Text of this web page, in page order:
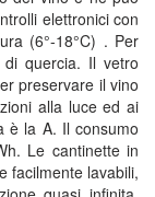
elettronici con
(6°-18°C) . Per
quercia. Il vetro
preservare il vino
alla luce ed ai
è la A. Il consumo
Le cantinette in
facilmente lavabili,